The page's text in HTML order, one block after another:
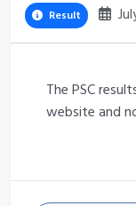
Result
The PSC
website and